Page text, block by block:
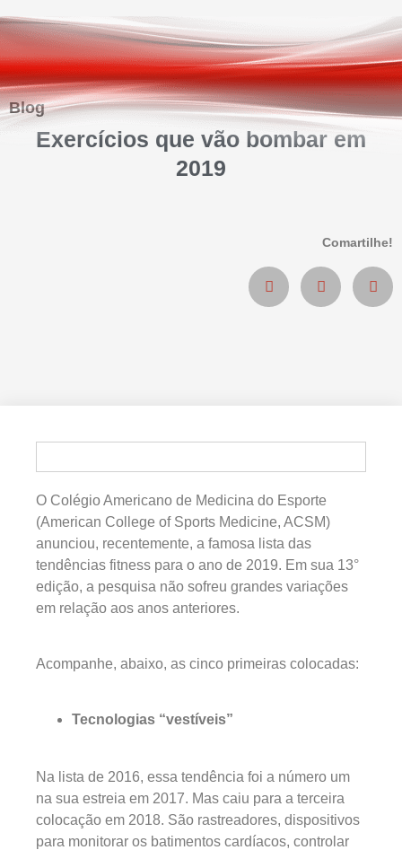
Blog
Exercícios que vão bombar em
2019
Comartilhe!
O Colégio Americano de Medicina do Esporte
(American College of Sports Medicine, ACSM)
anunciou, recentemente, a famosa lista das
tendências fitness para o ano de 2019. Em sua 13°
edição, a pesquisa não sofreu grandes variações
em relação aos anos anteriores.
Acompanhe, abaixo, as cinco primeiras colocadas:
Tecnologias “vestíveis”
Na lista de 2016, essa tendência foi a número um
na sua estreia em 2017. Mas caiu para a terceira
colocação em 2018. São rastreadores, dispositivos
para monitorar os batimentos cardíacos, controlar